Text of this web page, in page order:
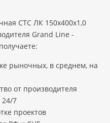
СТС ЛК 150х400х1,0
Grand Line -
рыночных, в среднем, на
от производителя
24/7
проектов